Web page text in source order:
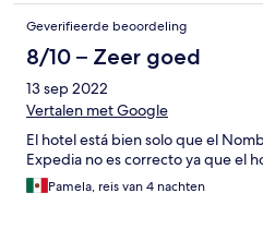
Geverifieerde beoordeling
8/10 – Zeer goed
13 sep 2022
Vertalen met Google
El hotel está bien solo que el
Expedia no es correcto ya que el
Pamela, reis van 4 nachten